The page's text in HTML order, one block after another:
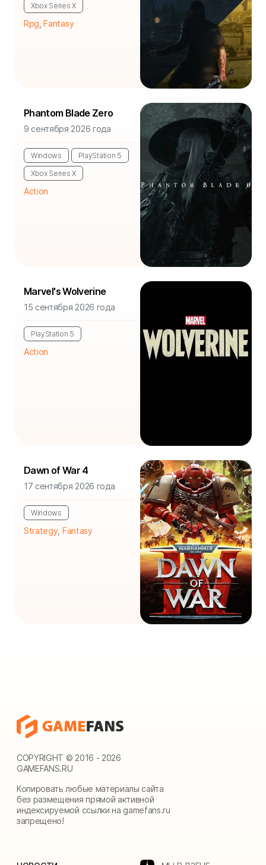
Xbox Series X
Rpg ,Fantasy
Phantom Blade Zero
9 сентября 2026 года
Windows PlayStation 5
Xbox Series X
Action
Marvel's Wolverine
15 сентября 2026 года
PlayStation 5
Action
Dawn of War 4
17 сентября 2026 года
Windows
Strategy, Fantasy
COPYRIGHT © 2016 - 2026
GAMEFANS.RU
Копировать любые материалы сайта
без размещения прямой активной
индексируемой ссылки на gamefans.ru
запрещено!